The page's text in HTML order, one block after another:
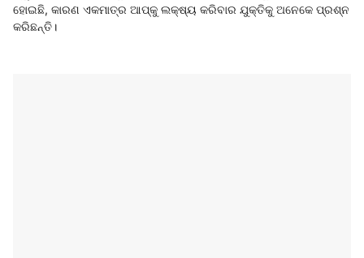
ହୋଇଛି, କାରଣ ଏକମାତ୍ର ଆପ୍‌କୁ ଲକ୍ଷ୍ୟ କରିବାର ଯୁକ୍ତିକୁ ଅନେକେ ପ୍ରଶ୍ନ
କରିଛନ୍ତି।